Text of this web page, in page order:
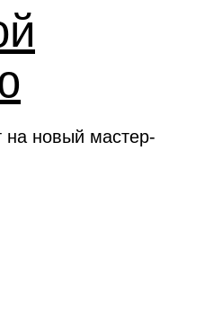
на новый мастер-